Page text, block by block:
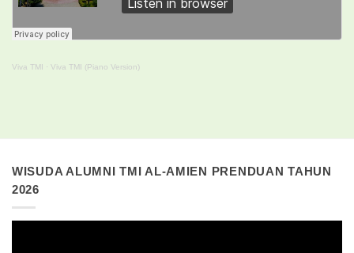
Viva TMI · Viva TMI (Piano Version)
WISUDA ALUMNI TMI AL-AMIEN PRENDUAN TAHUN
2026